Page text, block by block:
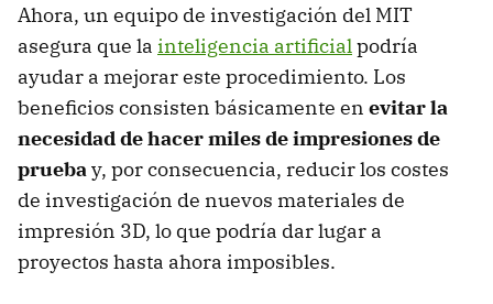
Ahora, un equipo de investigación del MIT
asegura que la inteligencia artificialpodría
ayudar a mejorar este procedimiento. Los
beneficios consisten básicamente en evitar la
necesidad de hacer miles de impresiones de
pruebay, por consecuencia, reducir los costes
de investigación de nuevos materiales de
impresión 3D, lo que podría dar lugar a
proyectos hasta ahora imposibles.